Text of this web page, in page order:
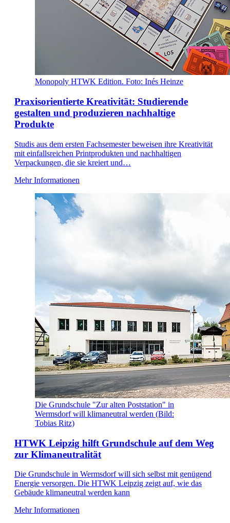
Monopoly HTWK Edition. Foto: Inés Heinze
Praxisorientierte Kreativität: Studierende
gestalten und produzieren nachhaltige
Produkte
Studis aus dem ersten Fachsemester beweisen ihre Kreativität
mit einfallsreichen Printprodukten und nachhaltigen
Verpackungen, die sie kreiert und…
Mehr Informationen
Die Grundschule "Zur alten Poststation" in
Wermsdorf will klimaneutral werden (Bild:
Tobias Ritz)
HTWK Leipzig hilft Grundschule auf dem Weg
zur Klimaneutralität
Die Grundschule in Wermsdorf will sich selbst mit genügend
Energie versorgen. Die HTWK Leipzig zeigt auf, wie das
Gebäude klimaneutral werden kann
Mehr Informationen